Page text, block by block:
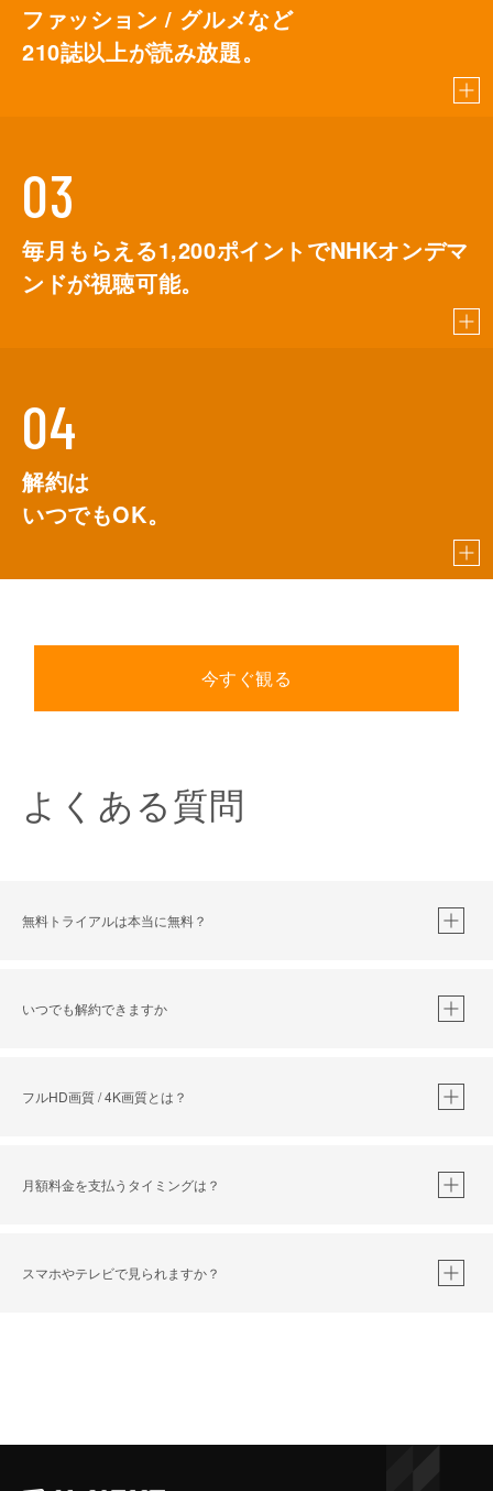
ファッション / グルメなど
210誌以上が読み放題。
03
毎月もらえる1,200ポイントでNHKオンデマ
ンドが視聴可能。
04
解約は
いつでもOK。
今すぐ観る
よくある質問
無料トライアルは本当に無料？
いつでも解約できますか
フルHD画質 / 4K画質とは？
月額料金を支払うタイミングは？
スマホやテレビで見られますか？